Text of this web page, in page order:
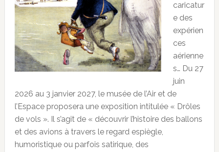
caricatur
e des
expérien
ces
aérienne
s… Du 27
juin
2026 au 3 janvier 2027, le musée de l’Air et de
l’Espace proposera une exposition intitulée « Drôles
de vols ». Il s’agit de « découvrir l’histoire des ballons
et des avions à travers le regard espiègle,
humoristique ou parfois satirique, des